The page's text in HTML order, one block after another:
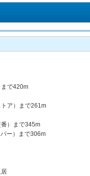
で420m
ア）まで261m
）まで345m
ー）まで306m